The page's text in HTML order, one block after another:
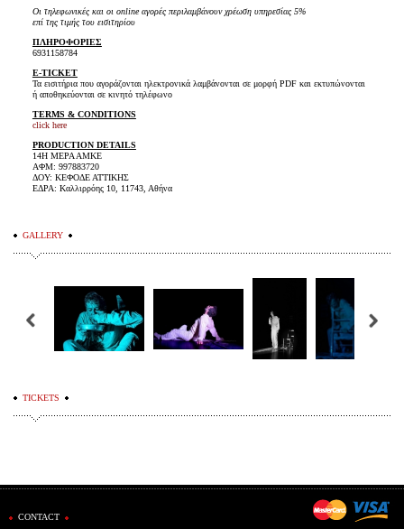
Οι τηλεφωνικές και οι online αγορές περιλαμβάνουν χρέωση υπηρεσίας 5%
επί της τιμής του εισιτηρίου
ΠΛΗΡΟΦΟΡΙΕΣ
6931158784
E-TICKET
Τα εισιτήρια που αγοράζονται ηλεκτρονικά λαμβάνονται σε μορφή PDF και εκτυπώνονται
ή αποθηκεύονται σε κινητό τηλέφωνο
TERMS & CONDITIONS
click here
PRODUCTION DETAILS
14Η ΜΕΡΑ ΑΜΚΕ
ΑΦΜ: 997883720
ΔΟΥ: ΚΕΦΟΔΕ ΑΤΤΙΚΗΣ
ΕΔΡΑ: Καλλιρρόης 10, 11743, Αθήνα
GALLERY
TICKETS
CONTACT